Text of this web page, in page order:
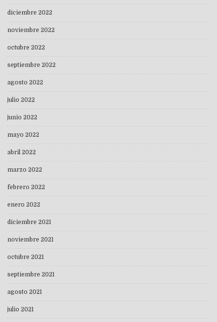
diciembre 2022
noviembre 2022
octubre 2022
septiembre 2022
agosto 2022
julio 2022
junio 2022
mayo 2022
abril 2022
marzo 2022
febrero 2022
enero 2022
diciembre 2021
noviembre 2021
octubre 2021
septiembre 2021
agosto 2021
julio 2021